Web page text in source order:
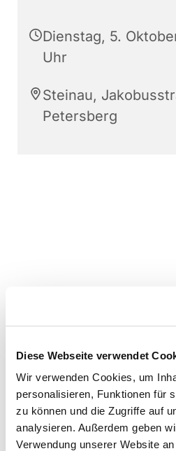
Diese Webseite verwendet
Wir verwenden Cookies, um
personalisieren, Funktionen für
zu können und die Zugriffe auf
analysieren. Außerdem geben
Verwendung unserer Website
Dienstag, 5.
Uhr
Steinau,
Petersberg